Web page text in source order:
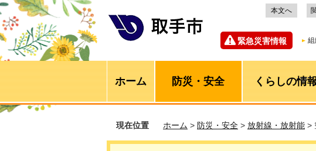
本文へ
緊急災害情報
ホーム 防災・安全 くらしの情
現在位置 ホーム > 防災・安全 > 放射線・放射能 >